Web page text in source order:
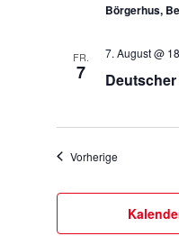
Börgerhus,
FR.
7
7. August @
Vorherige